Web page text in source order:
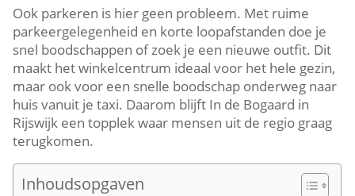
Ook parkeren is hier geen probleem.​ Met ruime
parkeergelegenheid en korte loopafstanden doe je
snel boodschappen of zoek je een nieuwe outfit.​ Dit
maakt het winkelcentrum ideaal voor het hele gezin,
maar ook voor een snelle boodschap onderweg naar
huis vanuit je taxi.​ Daarom blijft In de Bogaard in
Rijswijk een topplek waar mensen uit de regio graag
terugkomen.​
Inhoudsopgaven